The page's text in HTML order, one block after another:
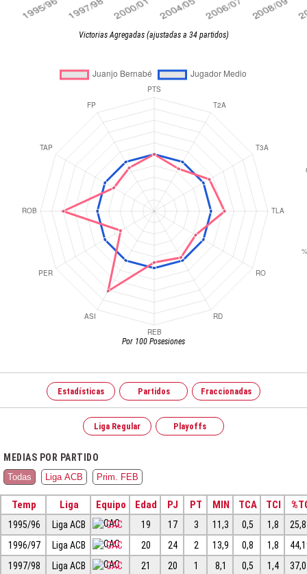
Victorias Agregadas (ajustadas a 34 partidos)
Por 100 Posesiones
Estadísticas Partidos Fraccionadas
Liga Regular Playoffs
MEDIAS POR PARTIDO
Todas Liga ACB Prim. FEB
Temp Liga Equipo Edad PJ PT MIN TCA TCI
1995/96 Liga ACB CAC 19 17 3 11,3 0,5 1,8
1996/97
Liga ACB CAC 20 24 2 13,9 0,8 1,8
1997/98
Liga ACB CAC 21 20 1 8,1 0,5 1,4